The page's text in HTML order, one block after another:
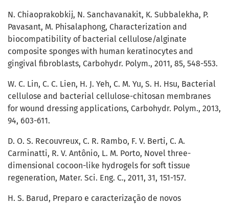
N. Chiaoprakobkij, N. Sanchavanakit, K. Subbalekha, P.
Pavasant, M. Phisalaphong, Characterization and
biocompatibility of bacterial cellulose/alginate
composite sponges with human keratinocytes and
gingival fibroblasts, Carbohydr. Polym., 2011, 85, 548-553.
W. C. Lin, C. C. Lien, H. J. Yeh, C. M. Yu, S. H. Hsu, Bacterial
cellulose and bacterial cellulose-chitosan membranes
for wound dressing applications, Carbohydr. Polym., 2013,
94, 603-611.
D. O. S. Recouvreux, C. R. Rambo, F. V. Berti, C. A.
Carminatti, R. V. Antônio, L. M. Porto, Novel three-
dimensional cocoon-like hydrogels for soft tissue
regeneration, Mater. Sci. Eng. C., 2011, 31, 151-157.
H. S. Barud, Preparo e caracterização de novos